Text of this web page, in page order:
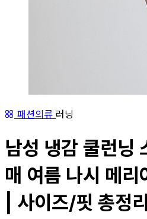
패션의류 러닝
남성 냉감 쿨런닝
매 여름 나시 메리
| 사이즈/핏 총정